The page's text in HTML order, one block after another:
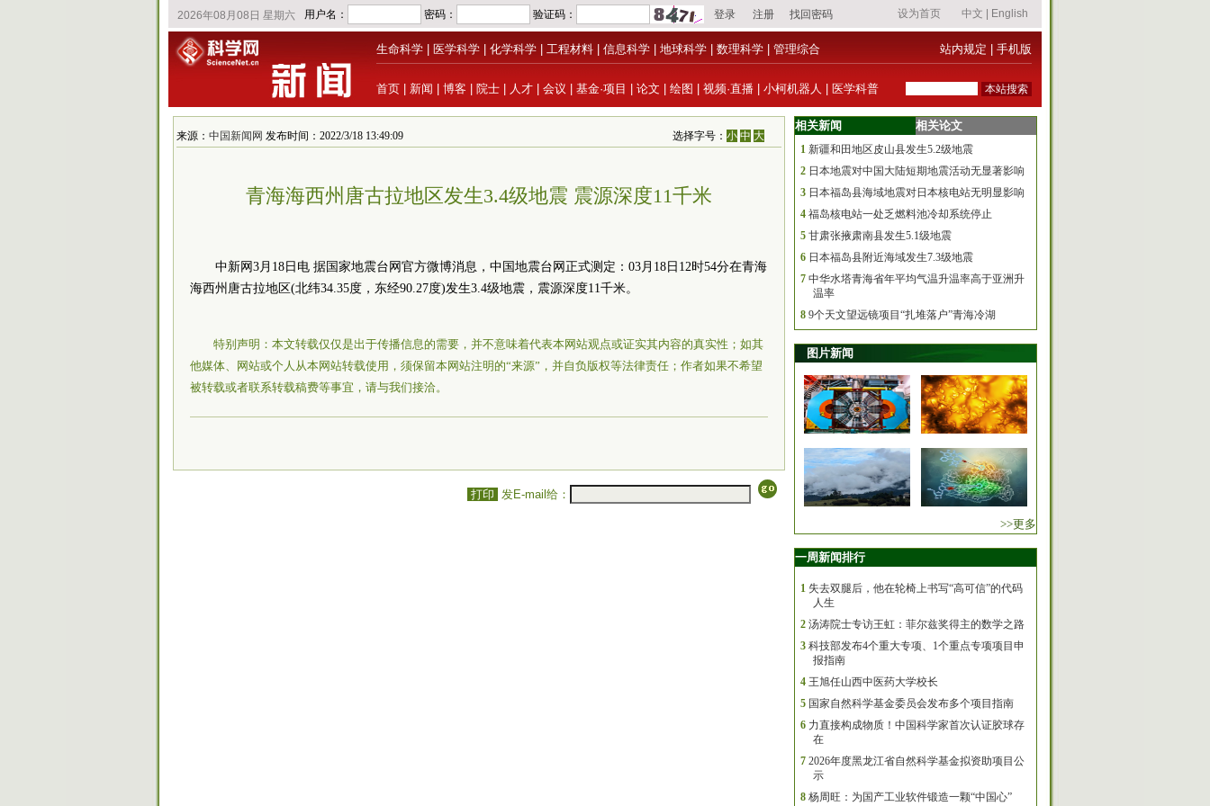
生命科学 医学科学 化学科学 工程材料 信息科学 地球科学 数理科学 管理综合 站内规定 手机版
首页 新闻 博客 院士 人才 会议 基金·项目 论文 绘图 视频·直播 小柯机器人 医学科普
来源： 中国新闻网 发布时间：2022/3/18 13:49:09 选择字号：小 中 大
青海海西州唐古拉地区发生3.4级地震 震源深度11千米
中新网3月18日电 据国家地震台网官方微博消息，中国地震台网正式测定：03月18日12时54分在青海
海西州唐古拉地区(北纬34.35度，东经90.27度)发生3.4级地震，震源深度11千米。
特别声明：本文转载仅仅是出于传播信息的需要，并不意味着代表本网站观点或证实其内容的真实性；如其
他媒体、网站或个人从本网站转载使用，须保留本网站注明的“来源”，并自负版权等法律责任；作者如果不希望
被转载或者联系转载稿费等事宜，请与我们接洽。
打印 发E-mail给：
相关新闻 相关论文
1 新疆和田地区皮山县发生5.2级地震
2 日本地震对中国大陆短期地震活动无显著影响
3 日本福岛县海域地震对日本核电站无明显影响
4 福岛核电站一处乏燃料池冷却系统停止
5 甘肃张掖肃南县发生5.1级地震
6 日本福岛县附近海域发生7.3级地震
7 中华水塔青海省年平均气温升温率高于亚洲升
温率
8 9个天文望远镜项目“扎堆落户”青海冷湖
图片新闻
>>更多
一周新闻排行
1 失去双腿后，他在轮椅上书写“高可信”的代码
人生
2 汤涛院士专访王虹：菲尔兹奖得主的数学之路
3 科技部发布4个重大专项、1个重点专项项目申
报指南
4 王旭任山西中医药大学校长
5 国家自然科学基金委员会发布多个项目指南
6 力直接构成物质！中国科学家首次认证胶球存
在
7 2026年度黑龙江省自然科学基金拟资助项目公
示
8 杨周旺：为国产工业软件锻造一颗“中国心”